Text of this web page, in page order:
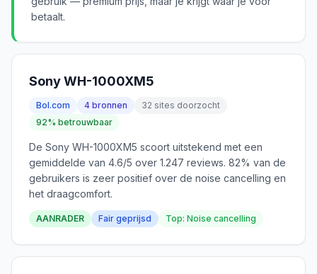
betaalt.
Sony WH-1000XM5
Bol.com 4 bronnen
32 sites doorzocht
92% betrouwbaar
De Sony WH-1000XM5 scoort uitstekend met een
gemiddelde van 4.6/5 over 1.247 reviews. 82% van de
gebruikers is zeer positief over de noise cancelling en
het draagcomfort.
AANRADER Fair geprijsd Top: Noise cancelling